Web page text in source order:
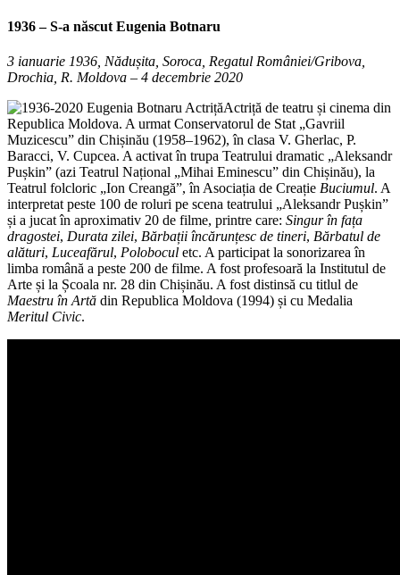
1936 – S-a născut Eugenia Botnaru
3 ianuarie 1936, Nădușita, Soroca, Regatul României/Gribova,
Drochia, R. Moldova – 4 decembrie 2020
Actriță de teatru și cinema din
Republica Moldova. A urmat Conservatorul de Stat „Gavriil
Muzicescu” din Chișinău (1958–1962), în clasa V. Gherlac, P.
Baracci, V. Cupcea. A activat în trupa Teatrului dramatic „Aleksandr
Pușkin” (azi Teatrul Național „Mihai Eminescu” din Chișinău), la
Teatrul folcloric „Ion Creangă”, în Asociația de Creație Buciumul. A
interpretat peste 100 de roluri pe scena teatrului „Aleksandr Pușkin”
și a jucat în aproximativ 20 de filme, printre care: Singur în fața
dragostei, Durata zilei, Bărbații încărunțesc de tineri, Bărbatul de
alături, Luceafărul, Polobocul etc. A participat la sonorizarea în
limba română a peste 200 de filme. A fost profesoară la Institutul de
Arte și la Școala nr. 28 din Chișinău. A fost distinsă cu titlul de
Maestru în Artă din Republica Moldova (1994) și cu Medalia
Meritul Civic.